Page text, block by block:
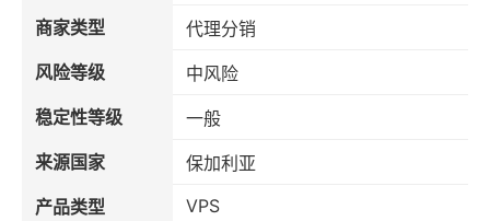
商家类型
代理分销
风险等级
中风险
稳定性等级
一般
来源国家
保加利亚
产品类型
VPS